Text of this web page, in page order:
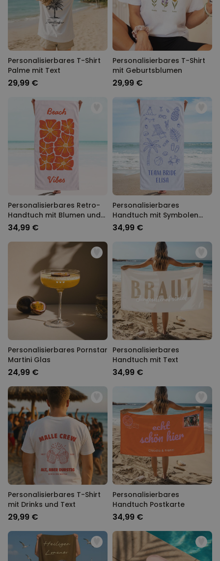
Personalisierbares T-Shirt
Palme mit Text
29,99 €
Personalisierbares T-Shirt
mit Geburtsblumen
29,99 €
Personalisierbares Retro-
Handtuch mit Blumen und
Text
34,99 €
Personalisierbares
Handtuch mit Symbolen
und Text
34,99 €
Personalisierbares Pornstar
Martini Glas
24,99 €
Personalisierbares
Handtuch mit Text
34,99 €
Personalisierbares T-Shirt
mit Drinks und Text
29,99 €
Personalisierbares
Handtuch Postkarte
34,99 €